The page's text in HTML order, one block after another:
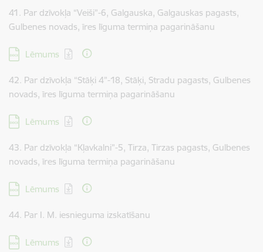
41. Par dzīvokļa “Veiši”-6, Galgauska, Galgauskas pagasts,
Gulbenes novads, īres līguma termiņa pagarināšanu
Lejupielādēt:
Lēmums
42. Par dzīvokļa “Stāķi 4”-18, Stāķi, Stradu pagasts, Gulbenes
novads, īres līguma termiņa pagarināšanu
Lejupielādēt:
Lēmums
43. Par dzīvokļa “Kļavkalni”-5, Tirza, Tirzas pagasts, Gulbenes
novads, īres līguma termiņa pagarināšanu
Lejupielādēt:
Lēmums
44. Par I. M. iesnieguma izskatīšanu
Lejupielādēt:
Lēmums